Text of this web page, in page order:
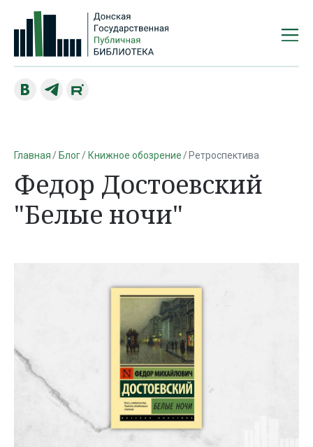
Главная Блог Книжное обозрение Ретроспектива
Федор Достоевский
"Белые ночи"